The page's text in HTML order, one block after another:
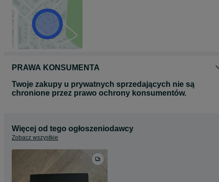
PRAWA KONSUMENTA
Twoje zakupy u prywatnych sprzedających nie są
chronione przez prawo ochrony konsumentów.
Więcej od tego ogłoszeniodawcy
Zobacz wszystkie